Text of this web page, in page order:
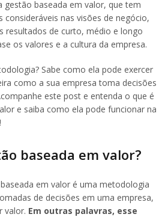
gestão baseada em valor, que tem
consideráveis nas visões de negócio,
resultados de curto, médio e longo
os valores e a cultura da empresa.
Sabe como ela pode exercer
como a sua empresa toma decisões
este post e entenda o que é
e saiba como ela pode funcionar na
baseada em valor?
em valor é uma metodologia
de decisões em uma empresa,
valor. Em outras palavras, esse